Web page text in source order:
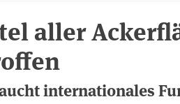
aller
internationales